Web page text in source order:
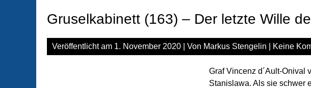
Gruselkabinett (163) – Der letzte Wille
Veröffentlicht am 1. November 2020 | Von Markus Stengelin Keine
Graf Vincenz d´Ault-Onival
Stanislawa. Als sie schwer